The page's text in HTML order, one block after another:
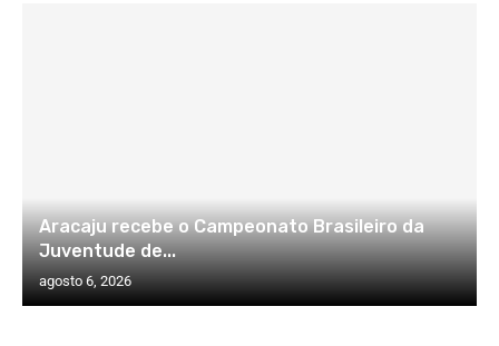
Aracaju recebe o Campeonato Brasileiro da
Juventude de...
agosto 6, 2026